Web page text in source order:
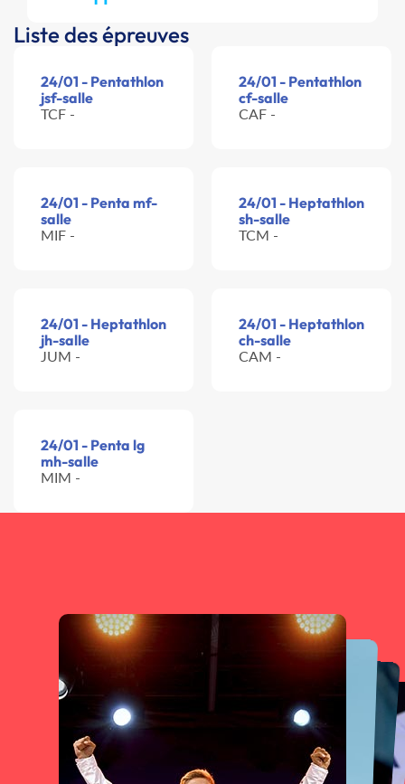
Liste des épreuves
24/01 - Pentathlon
jsf-salle
TCF -
24/01 - Pentathlon
cf-salle
CAF -
24/01 - Penta mf-
salle
MIF -
24/01 - Heptathlon
sh-salle
TCM -
24/01 - Heptathlon
jh-salle
JUM -
24/01 - Heptathlon
ch-salle
CAM -
24/01 - Penta lg
mh-salle
MIM -